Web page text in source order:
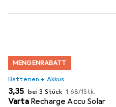
MENGENRABATT
Batterien + Akkus
EUR
3,35 bei 3 Stück EUR
1,68/1Stk.
Varta Recharge Accu Solar